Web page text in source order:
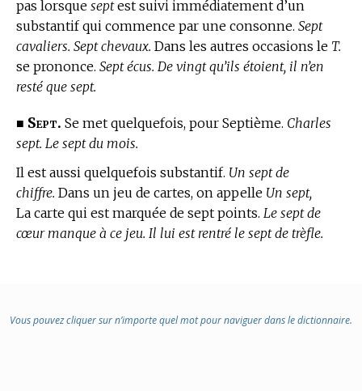
pas lorsque septest suivi immédiatement d’un
substantif qui commence par une consonne. Sept
cavaliers. Sept chevaux. Dans les autres occasions le T.
se prononce. Sept écus. De vingt qu’ils étoient, il n’en
resté que sept.
■ Sept. Se met quelquefois, pour Septième. Charles
sept. Le sept du mois.
Il est aussi quelquefois substantif. Un sept de
chiffre. Dans un jeu de cartes, on appelle Un sept,
La carte qui est marquée de sept points. Le sept de
cœur manque à ce jeu. Il lui est rentré le sept de trèfle.
Vous pouvez cliquer sur n’importe quel mot pour naviguer dans le dictionnaire.